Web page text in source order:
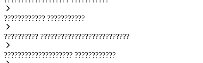
???????????? ???????????
?????????? ??????????????????????????
???????????????????? ????????????